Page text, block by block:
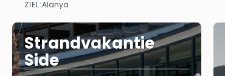
ZIEL:Alanya
Strandvakantie
Side